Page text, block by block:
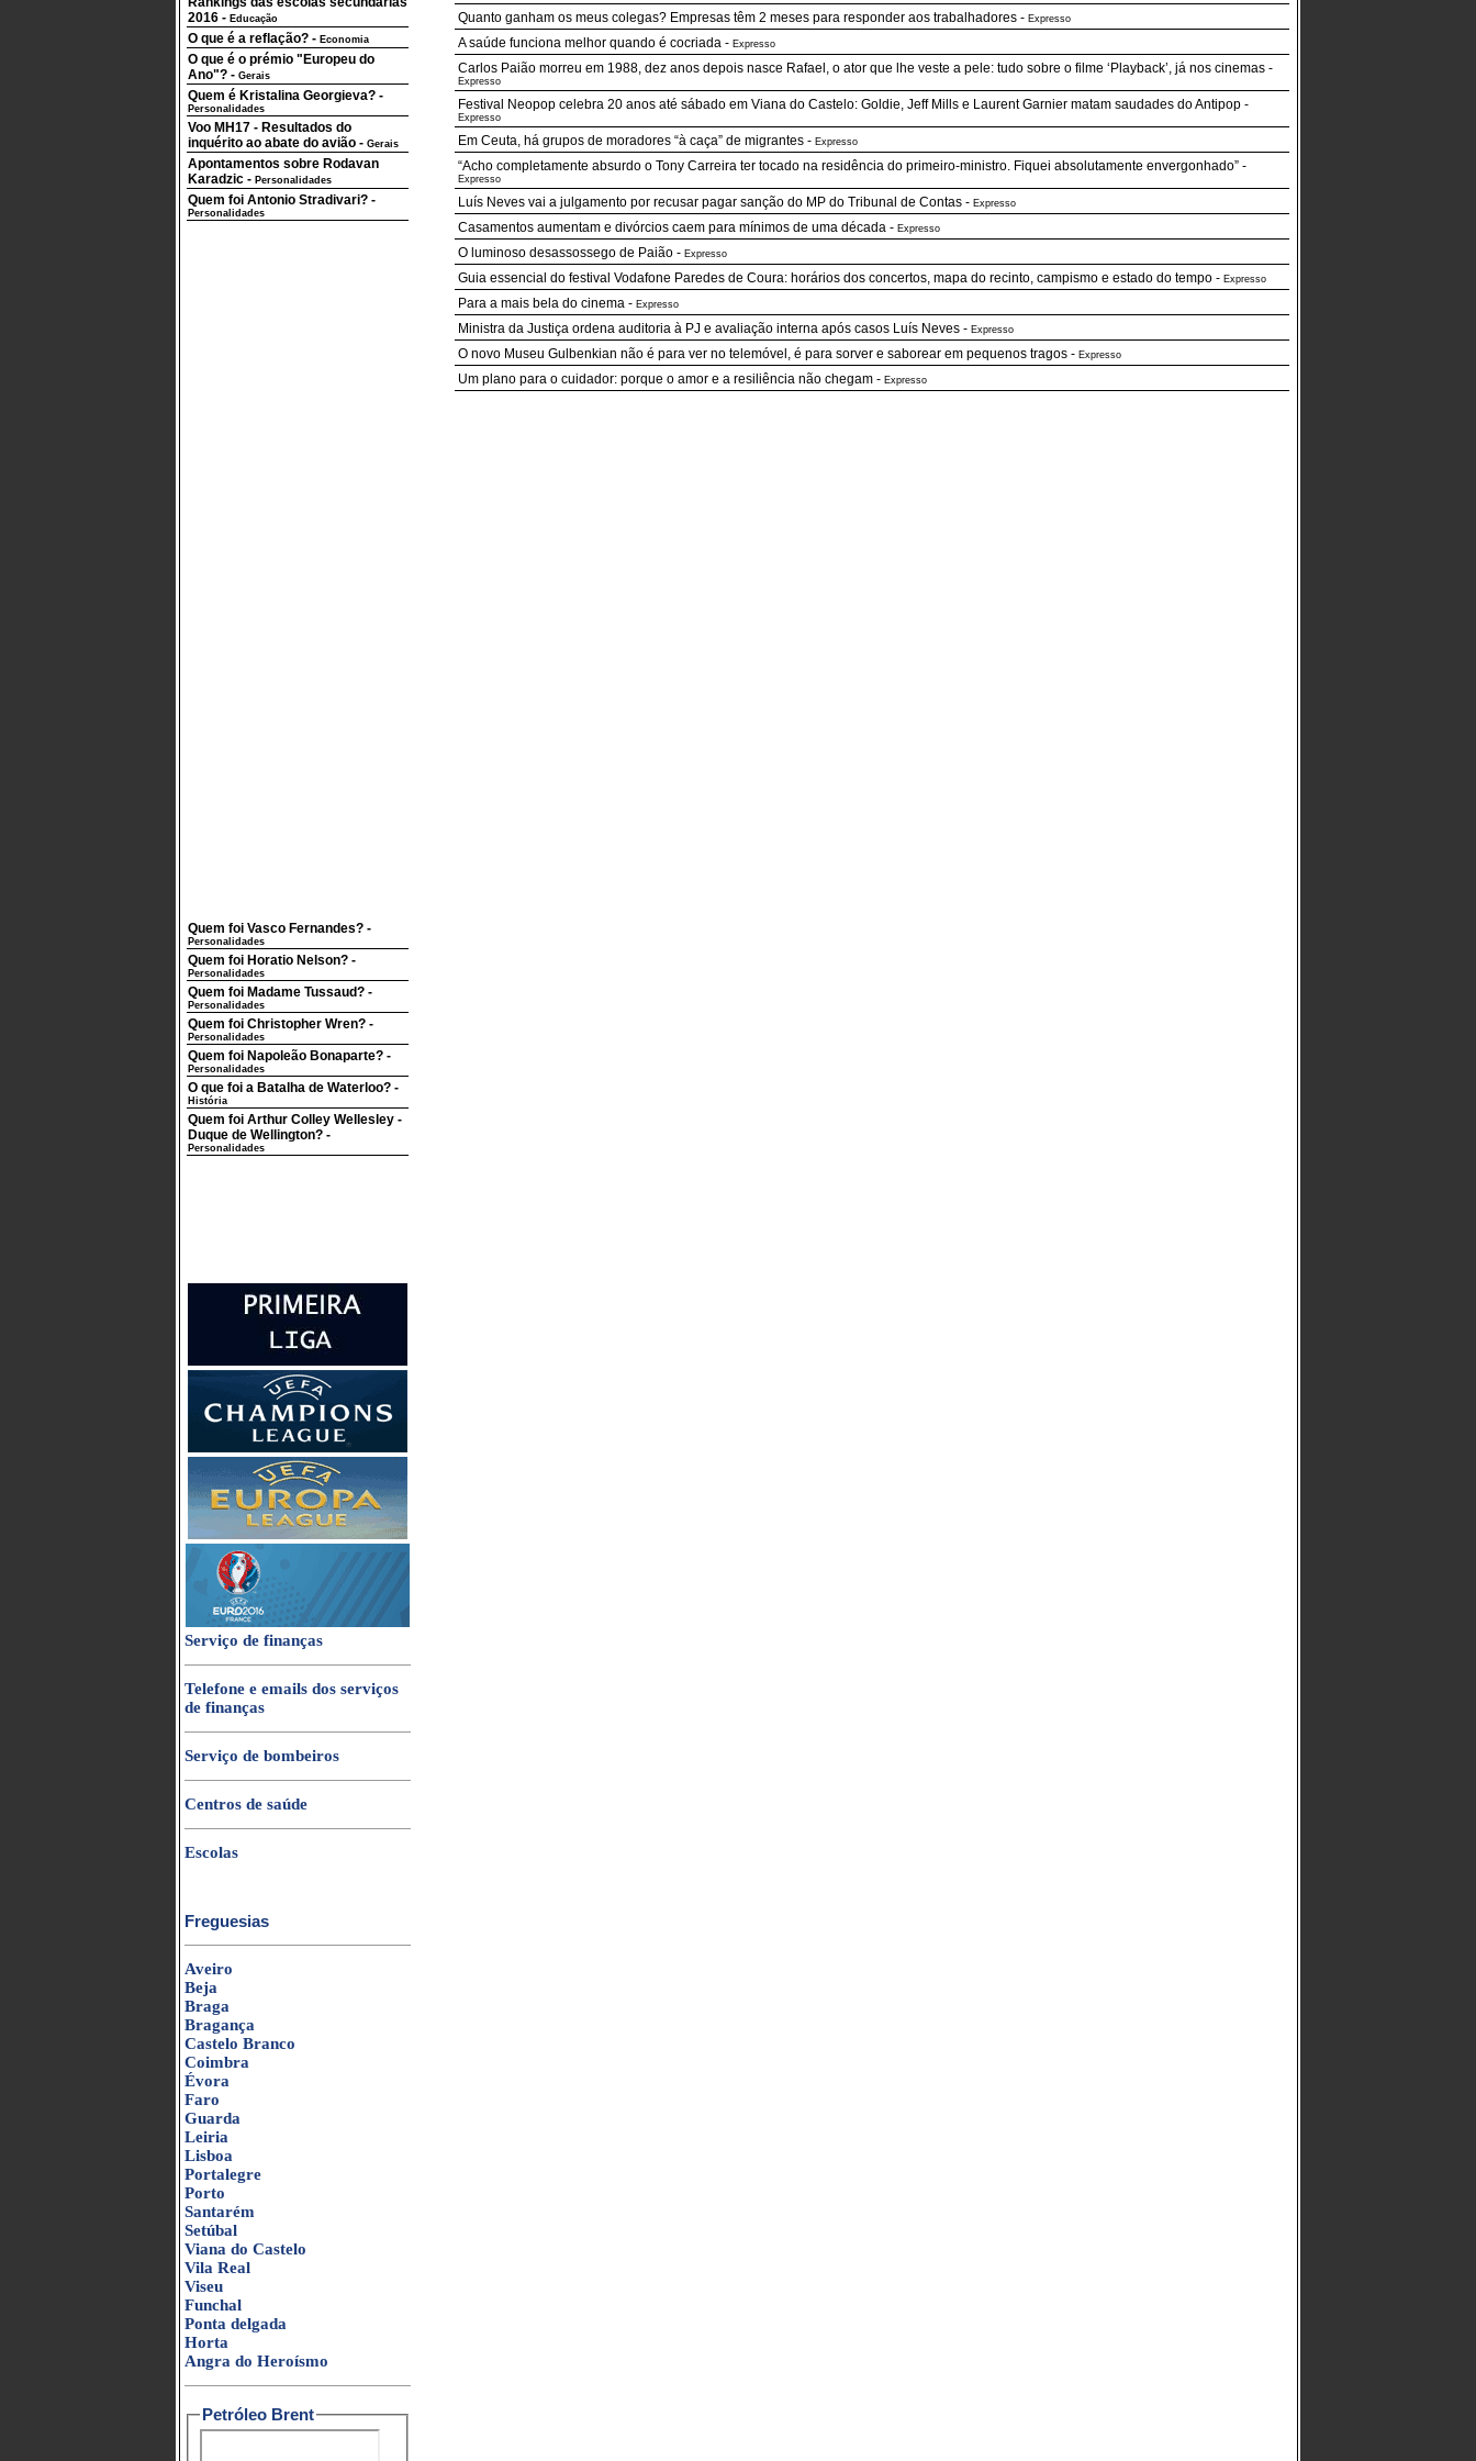
2016 - Educação
O que é a reflação? - Economia
O que é o prémio "Europeu do
Ano"? - Gerais
Quem é Kristalina Georgieva? -
Personalidades
Voo MH17 - Resultados do
inquérito ao abate do avião - Gerais
Apontamentos sobre Rodavan
Karadzic - Personalidades
Quem foi Antonio Stradivari? -
Personalidades
Quem foi Vasco Fernandes? -
Personalidades
Quem foi Horatio Nelson? -
Personalidades
Quem foi Madame Tussaud? -
Personalidades
Quem foi Christopher Wren? -
Personalidades
Quem foi Napoleão Bonaparte? -
Personalidades
O que foi a Batalha de Waterloo? -
História
Quem foi Arthur Colley Wellesley -
Duque de Wellington? -
Personalidades
Serviço de finanças
Telefone e emails dos serviços
de finanças
Serviço de bombeiros
Centros de saúde
Escolas
Freguesias
Aveiro
Beja
Braga
Bragança
Castelo Branco
Coimbra
Évora
Faro
Guarda
Leiria
Lisboa
Portalegre
Porto
Santarém
Setúbal
Viana do Castelo
Vila Real
Viseu
Funchal
Ponta delgada
Horta
Angra do Heroísmo
Petróleo Brent
Quanto ganham os meus colegas? Empresas têm 2 meses para responder aos trabalhadores - Expresso
A saúde funciona melhor quando é cocriada - Expresso
Carlos Paião morreu em 1988, dez anos depois nasce Rafael, o ator que lhe veste a pele: tudo sobre o filme ‘Playback’, já nos cinemas -
Expresso
Festival Neopop celebra 20 anos até sábado em Viana do Castelo: Goldie, Jeff Mills e Laurent Garnier matam saudades do Antipop -
Expresso
Em Ceuta, há grupos de moradores “à caça” de migrantes - Expresso
“Acho completamente absurdo o Tony Carreira ter tocado na residência do primeiro-ministro. Fiquei absolutamente envergonhado” -
Expresso
Luís Neves vai a julgamento por recusar pagar sanção do MP do Tribunal de Contas - Expresso
Casamentos aumentam e divórcios caem para mínimos de uma década - Expresso
O luminoso desassossego de Paião - Expresso
Guia essencial do festival Vodafone Paredes de Coura: horários dos concertos, mapa do recinto, campismo e estado do tempo - Expresso
Para a mais bela do cinema - Expresso
Ministra da Justiça ordena auditoria à PJ e avaliação interna após casos Luís Neves - Expresso
O novo Museu Gulbenkian não é para ver no telemóvel, é para sorver e saborear em pequenos tragos - Expresso
Um plano para o cuidador: porque o amor e a resiliência não chegam - Expresso